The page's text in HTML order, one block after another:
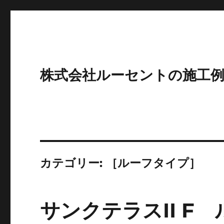
株式会社ルーセントの施工例
カテゴリー: ［ルーフタイプ］
サンクテラスII F